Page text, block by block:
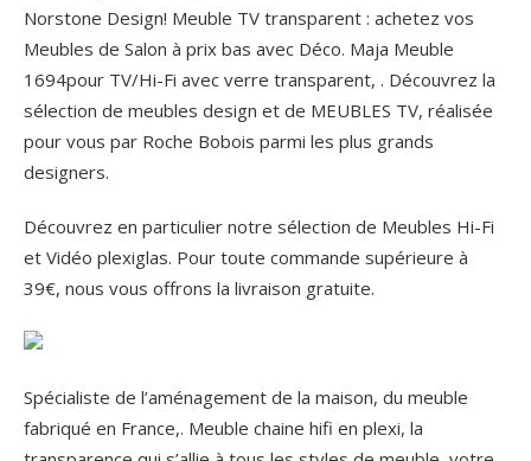
Norstone Design! Meuble TV transparent : achetez vos
Meubles de Salon à prix bas avec Déco. Maja Meuble
1694pour TV/Hi-Fi avec verre transparent, . Découvrez la
sélection de meubles design et de MEUBLES TV, réalisée
pour vous par Roche Bobois parmi les plus grands
designers.
Découvrez en particulier notre sélection de Meubles Hi-Fi
et Vidéo plexiglas. Pour toute commande supérieure à
39€, nous vous offrons la livraison gratuite.
Spécialiste de l’aménagement de la maison, du meuble
fabriqué en France,. Meuble chaine hifi en plexi, la